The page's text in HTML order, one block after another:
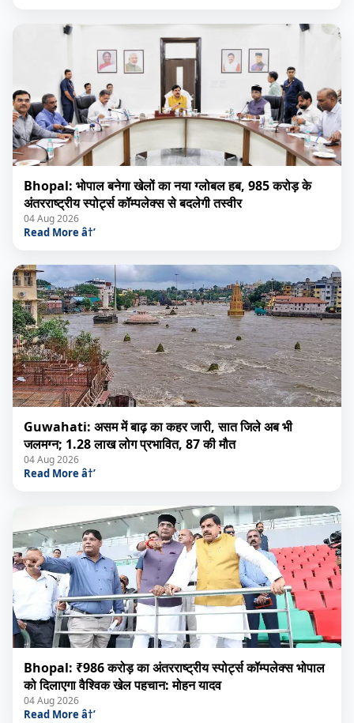
Bhopal: भोपाल बनेगा खेलों का नया ग्लोबल हब, 985 करोड़ के
अंतरराष्ट्रीय स्पोर्ट्स कॉम्पलेक्स से बदलेगी तस्वीर
04 Aug 2026
Read More â†’
Guwahati: असम में बाढ़ का कहर जारी, सात जिले अब भी
जलमग्न; 1.28 लाख लोग प्रभावित, 87 की मौत
04 Aug 2026
Read More â†’
Bhopal: ₹986 करोड़ का अंतरराष्ट्रीय स्पोर्ट्स कॉम्पलेक्स भोपाल
को दिलाएगा वैश्विक खेल पहचान: मोहन यादव
04 Aug 2026
Read More â†’